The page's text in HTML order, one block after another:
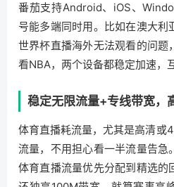
番茄支持Android、iOS、
号能多端同时用。比如在澳大
世界杯直播海外无法观看的问题
看NBA，两个设备都稳定加速，
稳定无限流量+专线带宽，
体育直播耗流量，尤其是高清或
流量，不用担心看一半流量告急
体育直播流量优先分配到精选的